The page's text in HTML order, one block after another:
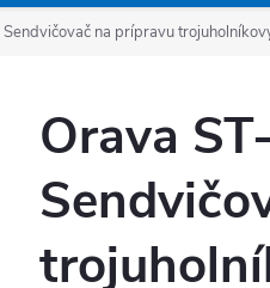
na prípravu
Orava